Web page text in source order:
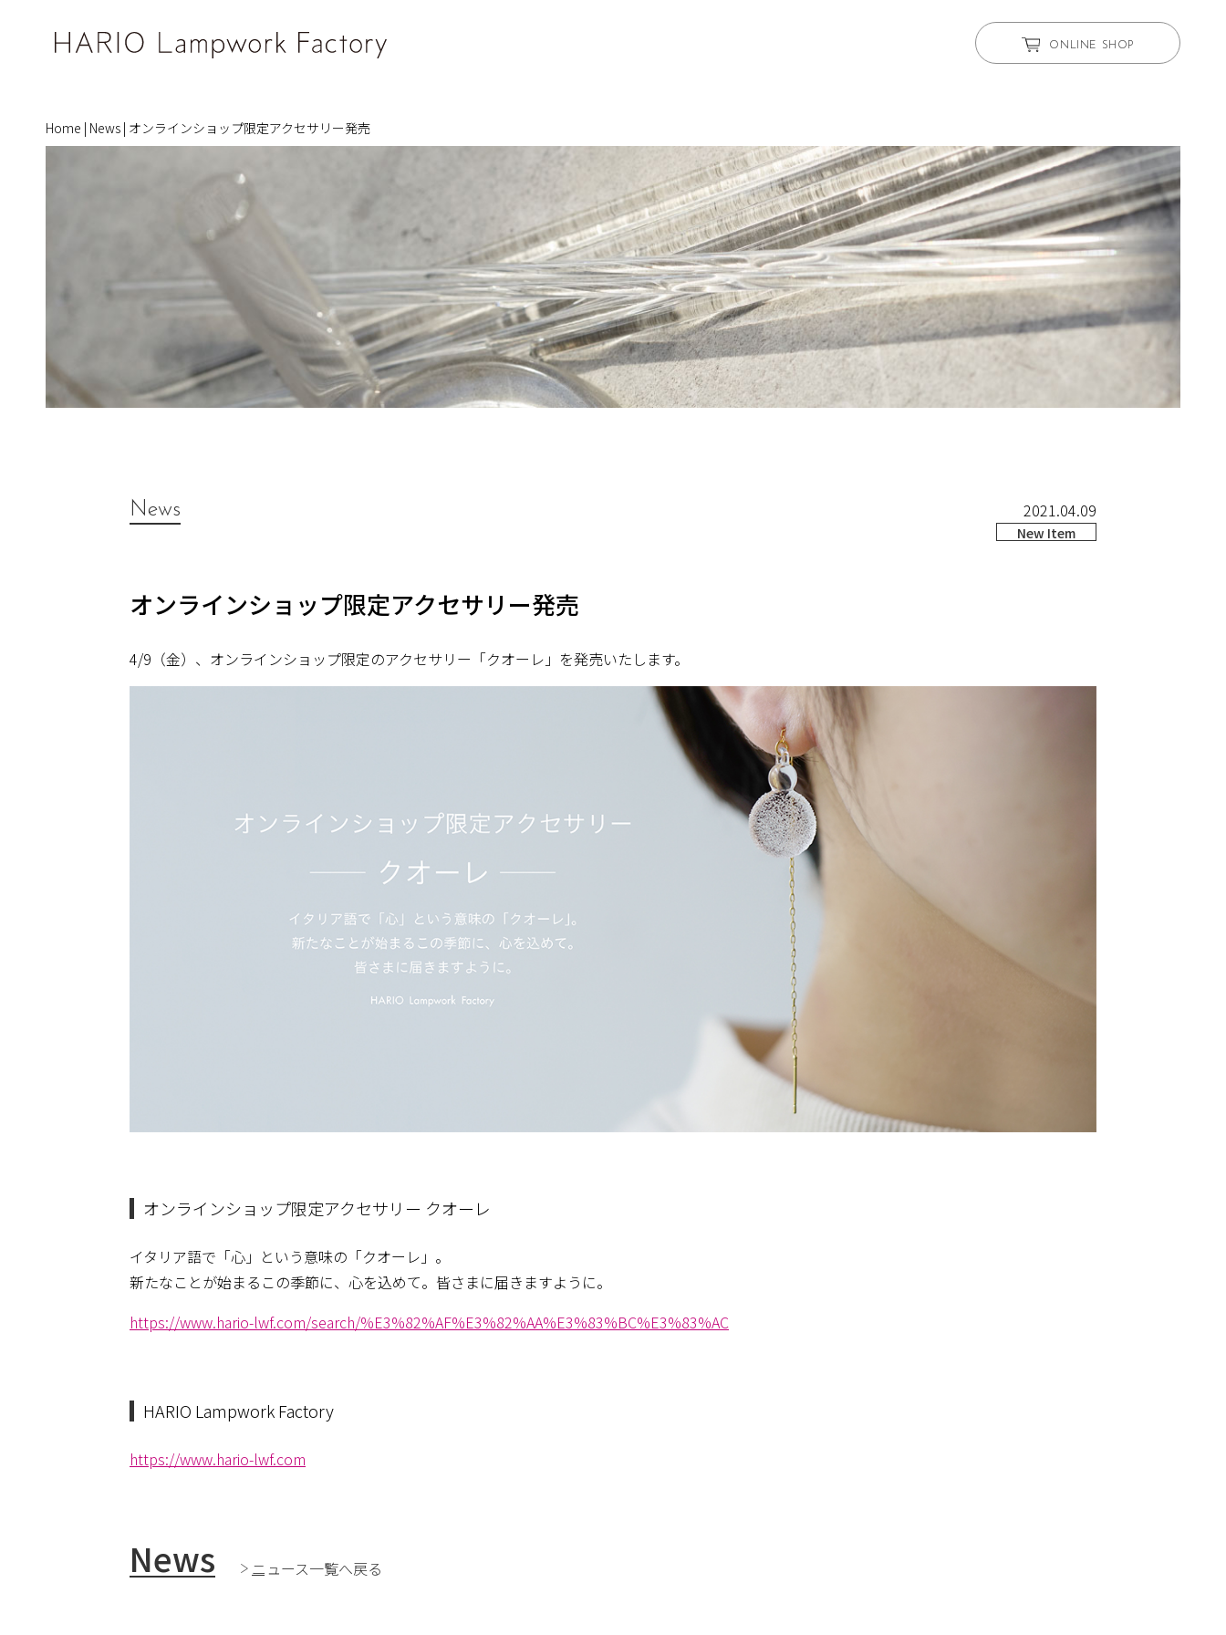
ONLINE SHOP
Home | News | オンラインショップ限定アクセサリー発売
News 2021.04.09
New Item
オンラインショップ限定アクセサリー発売
4/9（金）、オンラインショップ限定のアクセサリー「クオーレ」を発売いたします。
オンラインショップ限定アクセサリー クオーレ
イタリア語で「心」という意味の「クオーレ」。
新たなことが始まるこの季節に、心を込めて。皆さまに届きますように。
https://www.hario-lwf.com/search/%E3%82%AF%E3%82%AA%E3%83%BC%E3%83%AC
HARIO Lampwork Factory
https://www.hario-lwf.com
News ニュース一覧へ戻る